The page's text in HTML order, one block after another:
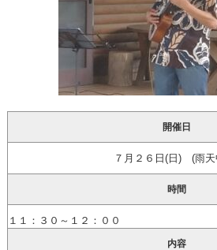
開催日
７月２６日(日) (雨天
時間
１１：３０～１２：００
内容